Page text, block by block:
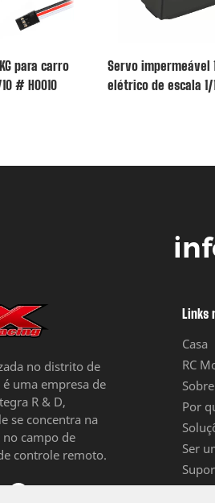
para carro
# H0010
Servo impermeável
elétrico de escala 1/
no distrito de
uma empresa de
R & D,
se concentra na
no campo de
controle remoto.
Links
Casa
RC
Por
Ser
Entre